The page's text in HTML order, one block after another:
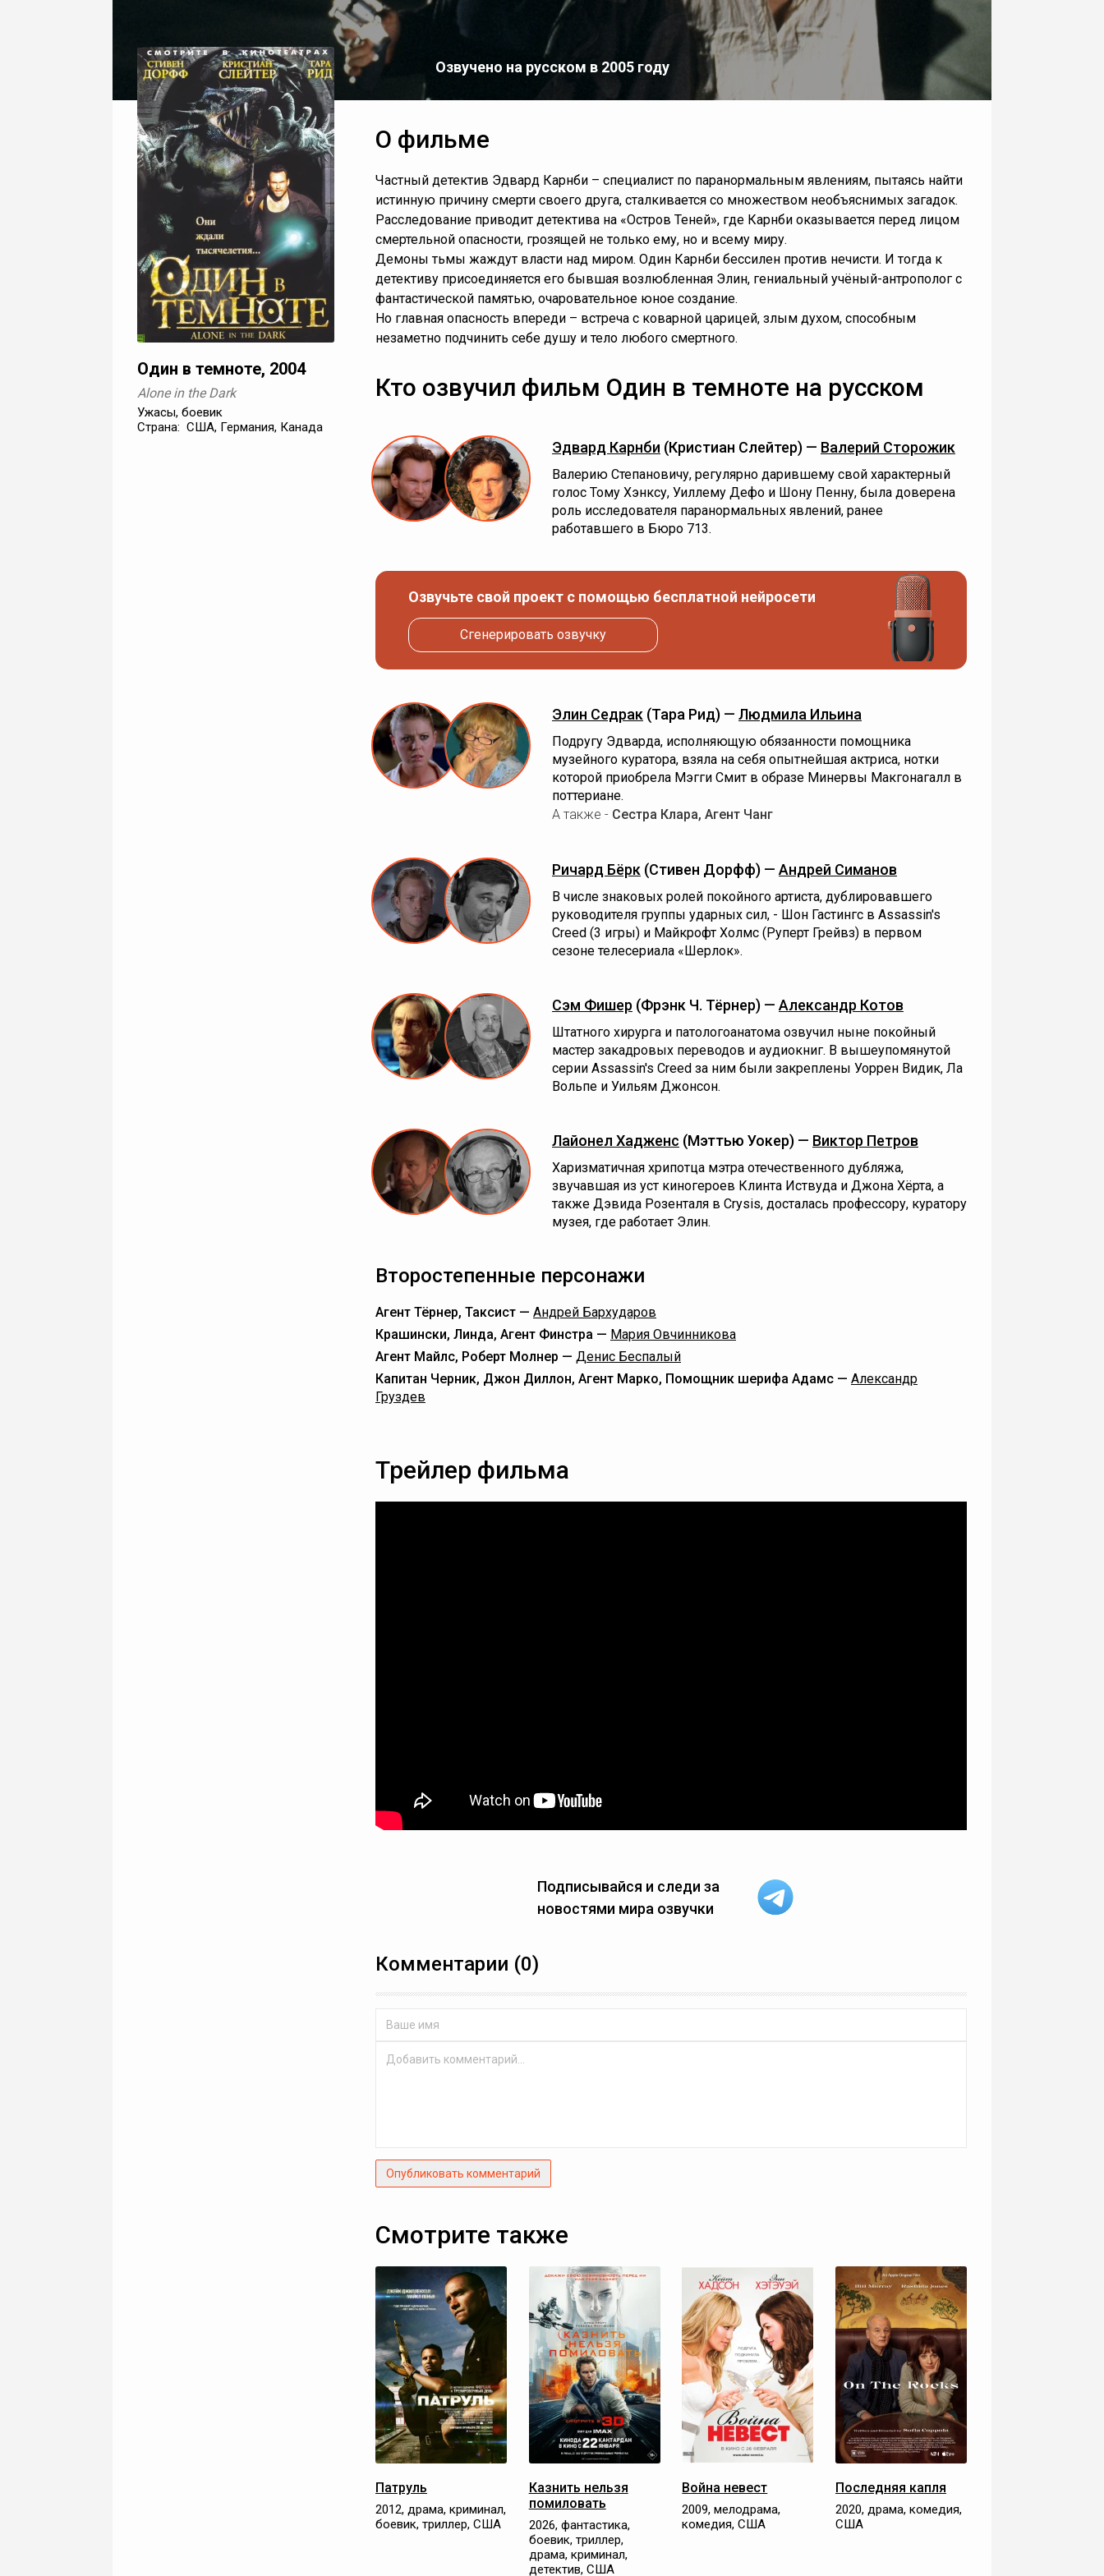
Озвучено на русском в 2005 году
Один в темноте, 2004
Alone in the Dark
Ужасы, боевик
Страна: США, Германия, Канада
О фильме
Частный детектив Эдвард Карнби – специалист по паранормальным явлениям, пытаясь найти
истинную причину смерти своего друга, сталкивается со множеством необъяснимых загадок.
Расследование приводит детектива на «Остров Теней», где Карнби оказывается перед лицом
смертельной опасности, грозящей не только ему, но и всему миру.
Демоны тьмы жаждут власти над миром. Один Карнби бессилен против нечисти. И тогда к
детективу присоединяется его бывшая возлюбленная Элин, гениальный учёный-антрополог с
фантастической памятью, очаровательное юное создание.
Но главная опасность впереди – встреча с коварной царицей, злым духом, способным
незаметно подчинить себе душу и тело любого смертного.
Кто озвучил фильм Один в темноте на русском
Эдвард Карнби (Кристиан Слейтер) — Валерий Сторожик
Валерию Степановичу, регулярно дарившему свой характерный
голос Тому Хэнксу, Уиллему Дефо и Шону Пенну, была доверена
роль исследователя паранормальных явлений, ранее
работавшего в Бюро 713.
Озвучьте свой проект с помощью бесплатной нейросети
Сгенерировать озвучку
Элин Седрак (Тара Рид) — Людмила Ильина
Подругу Эдварда, исполняющую обязанности помощника
музейного куратора, взяла на себя опытнейшая актриса, нотки
которой приобрела Мэгги Смит в образе Минервы Макгонагалл в
поттериане.
А также - Сестра Клара, Агент Чанг
Ричард Бёрк (Стивен Дорфф) — Андрей Симанов
В числе знаковых ролей покойного артиста, дублировавшего
руководителя группы ударных сил, - Шон Гастингс в Assassin's
Creed (3 игры) и Майкрофт Холмс (Руперт Грейвз) в первом
сезоне телесериала «Шерлок».
Сэм Фишер (Фрэнк Ч. Тёрнер) — Александр Котов
Штатного хирурга и патологоанатома озвучил ныне покойный
мастер закадровых переводов и аудиокниг. В вышеупомянутой
серии Assassin's Creed за ним были закреплены Уоррен Видик, Ла
Вольпе и Уильям Джонсон.
Лайонел Хадженс (Мэттью Уокер) — Виктор Петров
Харизматичная хрипотца мэтра отечественного дубляжа,
звучавшая из уст киногероев Клинта Иствуда и Джона Хёрта, а
также Дэвида Розенталя в Crysis, досталась профессору, куратору
музея, где работает Элин.
Второстепенные персонажи
Агент Тёрнер, Таксист — Андрей Бархударов
Крашински, Линда, Агент Финстра — Мария Овчинникова
Агент Майлс, Роберт Молнер — Денис Беспалый
Капитан Черник, Джон Диллон, Агент Марко, Помощник шерифа Адамс — Александр
Груздев
Трейлер фильма
Подписывайся и следи за
новостями мира озвучки
Комментарии (0)
Опубликовать комментарий
Смотрите также
Патруль
2012, драма, криминал,
боевик, триллер, США
Казнить нельзя
помиловать
2026, фантастика,
боевик, триллер,
драма, криминал,
детектив, США
Война невест
2009, мелодрама,
комедия, США
Последняя капля
2020, драма, комедия,
США